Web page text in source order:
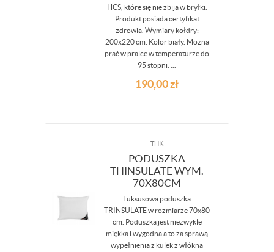
HCS, które się nie zbija w bryłki.
Produkt posiada certyfikat
zdrowia. Wymiary kołdry:
200x220 cm. Kolor biały. Można
prać w pralce w temperaturze do
95 stopni. ...
190,00zł
THK
PODUSZKA
THINSULATE WYM.
70X80CM
Luksusowa poduszka
TRINSULATE w rozmiarze 70x80
cm. Poduszka jest niezwykle
miękka i wygodna a to za sprawą
wypełnienia z kulek z włókna